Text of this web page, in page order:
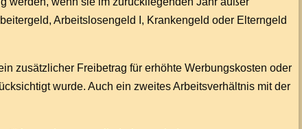
Arbeitslosengeld I, Krankengeld oder Elterngeld
zusätzlicher Freibetrag für erhöhte Werbungskosten oder
wurde. Auch ein zweites Arbeitsverhältnis mit der